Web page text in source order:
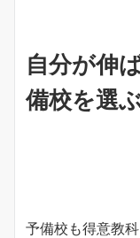
自分が伸
備校を選
予備校も得意教